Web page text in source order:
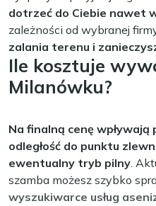
dotrzeć do Ciebie nawet
zależności od wybranej
zalania terenu i
Ile kosztuje
Milanówku?
Na finalną cenę wpływają
odległość do punktu
ewentualny tryb pilny.
szamba możesz szybko
wyszukiwarce usług